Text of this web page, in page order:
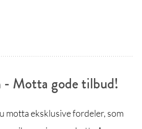
- Motta gode tilbud!
motta eksklusive fordeler, som